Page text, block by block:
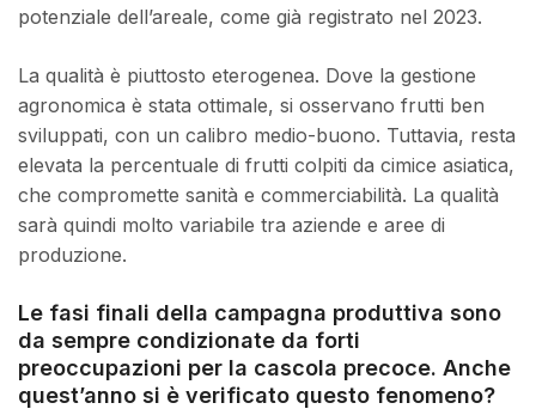
potenziale dell’areale, come già registrato nel 2023.
La qualità è piuttosto eterogenea. Dove la gestione
agronomica è stata ottimale, si osservano frutti ben
sviluppati, con un calibro medio-buono. Tuttavia, resta
elevata la percentuale di frutti colpiti da cimice asiatica,
che compromette sanità e commerciabilità. La qualità
sarà quindi molto variabile tra aziende e aree di
produzione.
Le fasi finali della campagna produttiva sono
da sempre condizionate da forti
preoccupazioni per la cascola precoce. Anche
quest’anno si è verificato questo fenomeno?